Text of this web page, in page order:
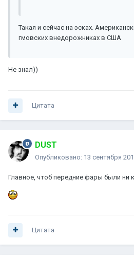
Такая и сейчас на эсках.
гмовских внедорожниках в США
Не знал))
Цитата
DUST
Опубликовано: 13 сентября
Главное, чтоб передние фары были ни
Цитата